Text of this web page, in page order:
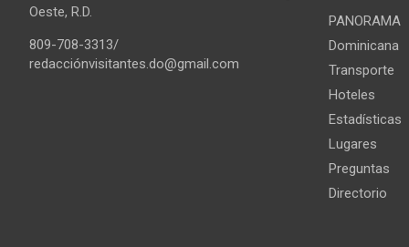
Oeste, R.D.
809-708-3313/
redacciónvisitantes.do@gmail.com
PANORAMA
Dominicana
Transporte
Hoteles
Estadísticas
Lugares
Preguntas
Directorio